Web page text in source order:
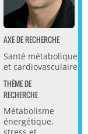
AXE DE RECHERCHE
Santé métabolique
et cardiovasculaire
THÈME DE
RECHERCHE
Métabolisme
énergétique,